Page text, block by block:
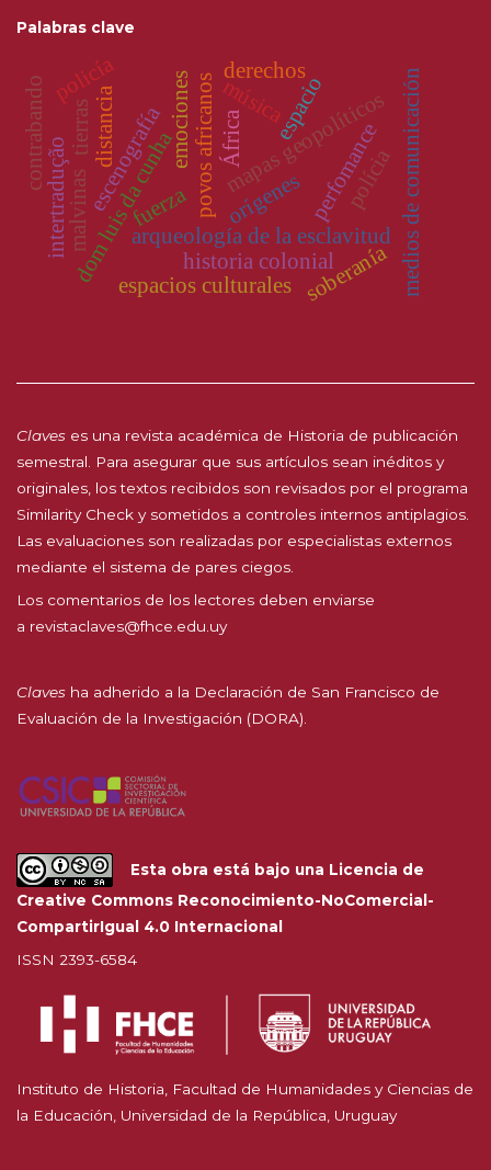
Palabras clave
arqueología de la esclavitud
dom luis da cunha soberanía
orígenes
malvinas
intertradução povos africanosmapas geopolíticos
África
fuerza
emociones
escenografía perfomance
espacio
historia colonial
distancia
derechos
espacios culturales
policía música
polícia
contrabando medios de comunicación
tierras
Claves es una revista académica de Historia de publicación
semestral. Para asegurar que sus artículos sean inéditos y
originales, los textos recibidos son revisados por el programa
Similarity Check y sometidos a controles internos antiplagios.
Las evaluaciones son realizadas por especialistas externos
mediante el sistema de pares ciegos.
Los comentarios de los lectores deben enviarse
a revistaclaves@fhce.edu.uy
Claves ha adherido a la Declaración de San Francisco de
Evaluación de la Investigación (DORA).
Esta obra está bajo una Licencia de
Creative Commons Reconocimiento-NoComercial-
CompartirIgual 4.0 Internacional
ISSN 2393-6584
Instituto de Historia, Facultad de Humanidades y Ciencias de
la Educación, Universidad de la República, Uruguay